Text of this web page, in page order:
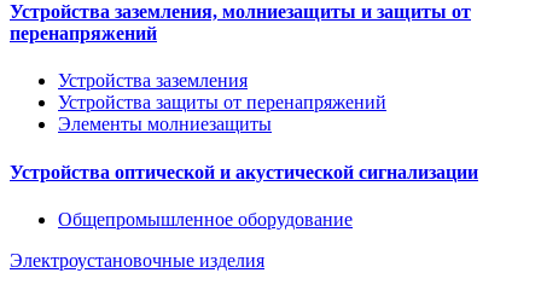
Устройства заземления, молниезащиты и защиты от
перенапряжений
Устройства заземления
Устройства защиты от перенапряжений
Элементы молниезащиты
Устройства оптической и акустической сигнализации
Общепромышленное оборудование
Электроустановочные изделия